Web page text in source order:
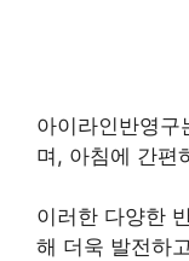
아이라인반영구
며, 아침에 간편
이러한 다양한
해 더욱 발전하